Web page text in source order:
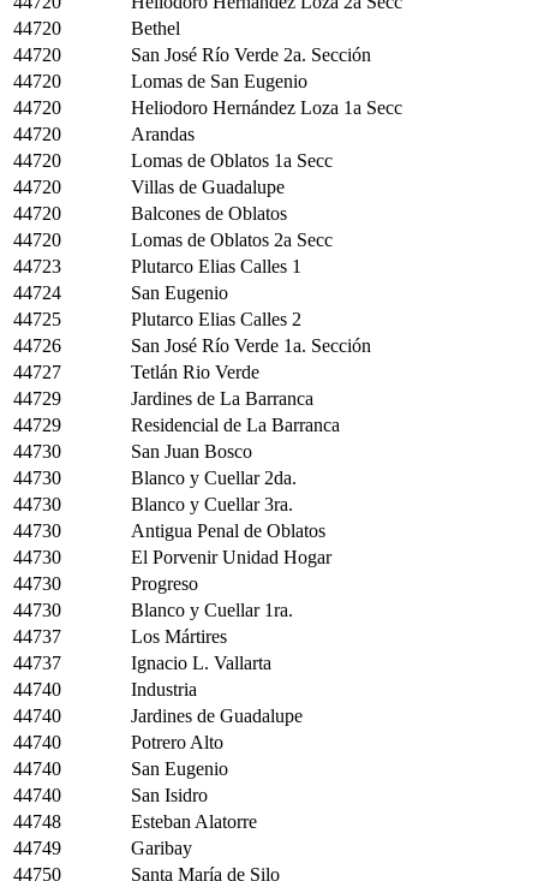
44720
Bethel
44720
San José Río Verde 2a. Sección
44720
Lomas de San Eugenio
44720
Heliodoro Hernández Loza 1a Secc
44720
Arandas
44720
Lomas de Oblatos 1a Secc
44720
Villas de Guadalupe
44720
Balcones de Oblatos
44720
Lomas de Oblatos 2a Secc
44723
Plutarco Elias Calles 1
44724
San Eugenio
44725
Plutarco Elias Calles 2
44726
San José Río Verde 1a. Sección
44727
Tetlán Rio Verde
44729
Jardines de La Barranca
44729
Residencial de La Barranca
44730
San Juan Bosco
44730
Blanco y Cuellar 2da.
44730
Blanco y Cuellar 3ra.
44730
Antigua Penal de Oblatos
44730
El Porvenir Unidad Hogar
44730
Progreso
44730
Blanco y Cuellar 1ra.
44737
Los Mártires
44737
Ignacio L. Vallarta
44740
Industria
44740
Jardines de Guadalupe
44740
Potrero Alto
44740
San Eugenio
44740
San Isidro
44748
Esteban Alatorre
44749
Garibay
44750
Santa María de Silo